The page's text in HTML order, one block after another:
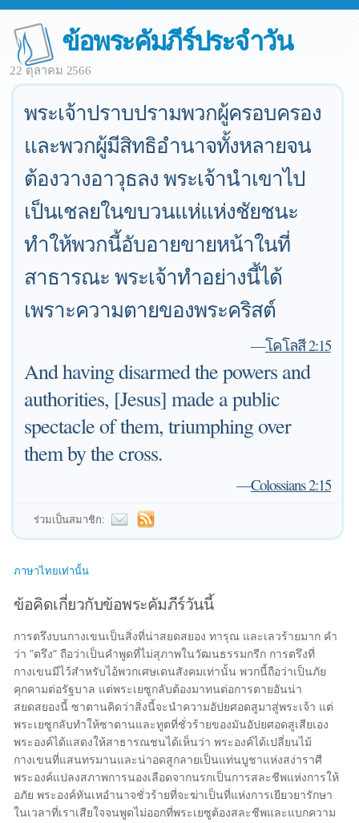
ข้อพระคัมภีร์ประจำวัน
22 ตุลาคม 2566
พระเจ้าปราบปรามพวกผู้ครอบครอง
และพวกผู้มีสิทธิอำนาจทั้งหลายจน
ต้องวางอาวุธลง พระเจ้านำเขาไป
เป็นเชลยในขบวนแห่แห่งชัยชนะ
ทำให้พวกนี้อับอายขายหน้าในที่
สาธารณะ พระเจ้าทำอย่างนี้ได้
เพราะความตายของพระคริสต์
—โคโลสี 2:15
And having disarmed the powers and
authorities, [Jesus] made a public
spectacle of them, triumphing over
them by the cross.
—Colossians 2:15
ร่วมเป็นสมาชิก:
ภาษาไทยเท่านั้น
ข้อคิดเกี่ยวกับข้อพระคัมภีร์วันนี้
การตรึงบนกางเขนเป็นสิ่งที่น่าสยดสยอง ทารุณ และเลวร้ายมาก คำ
ว่า "ตรึง" ถือว่าเป็นคำพูดที่ไม่สุภาพในวัฒนธรรมกรีก การตรึงที่
กางเขนมีไว้สำหรับไอ้พวกเศษเดนสังคมเท่านั้น พวกนี้ถือว่าเป็นภัย
คุกคามต่อรัฐบาล แต่พระเยซูกลับต้องมาทนต่อการตายอันน่า
สยดสยองนี้ ซาตานคิดว่าสิ่งนี้จะนำความอัปยศอดสูมาสู่พระเจ้า แต่
พระเยซูกลับทำให้ซาตานและทูตที่ชั่วร้ายของมันอัปยศอดสูเสียเอง
พระองค์ได้แสดงให้สาธารณชนได้เห็นว่า พระองค์ได้เปลี่ยนไม้
กางเขนที่แสนทรมานและน่าอดสูกลายเป็นแท่นบูชาแห่งสง่าราศี
พระองค์แปลงสภาพการนองเลือดจากนรกเป็นการสละชีพแห่งการให้
อภัย พระองค์หันเหอำนาจชั่วร้ายที่จะฆ่าเป็นที่แห่งการเยียวยารักษา
ในเวลาที่เราเสียใจจนพูดไม่ออกที่พระเยซูต้องสละชีพและแบกความ